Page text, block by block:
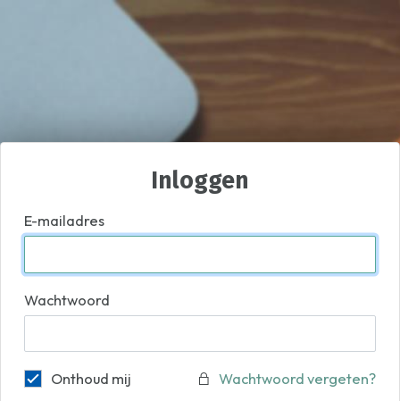
Inloggen
E-mailadres
Wachtwoord
Wachtwoord vergeten?
Onthoud mij